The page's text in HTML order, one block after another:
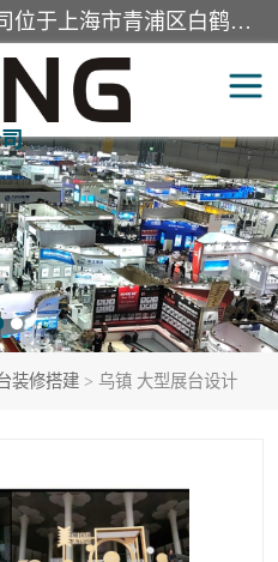
上海日朗展览服务有限公司位于上海市青浦区白鹤镇，营业范围有展览展示会务服务，室内装饰设计及施工，展示道具设计制作，舞台设计，图文设计，灯箱制作，园林绿化工程，广告装潢材料，建筑材料，办公用品，工艺礼品日用百货销售。
装修搭建 > 乌镇 大型展台设计
活动会议执行
专柜制作
展会搭建
展会服务